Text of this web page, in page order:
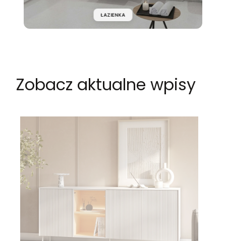
ŁAZIENKA
Zobacz aktualne wpisy